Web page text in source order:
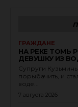
ГРАЖДАНЕ
НА РЕКЕ ТОМЬ
ДЕВУШКУ ИЗ
Супруги
порыбачить, и
воде...
7 августа 2026